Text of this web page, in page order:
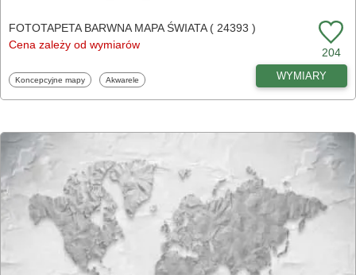
FOTOTAPETA BARWNA MAPA ŚWIATA ( 24393 )
Cena zależy od wymiarów
204
Fototapety
Koncepcyjne mapy Fototapety
Akwarele WYMIARY